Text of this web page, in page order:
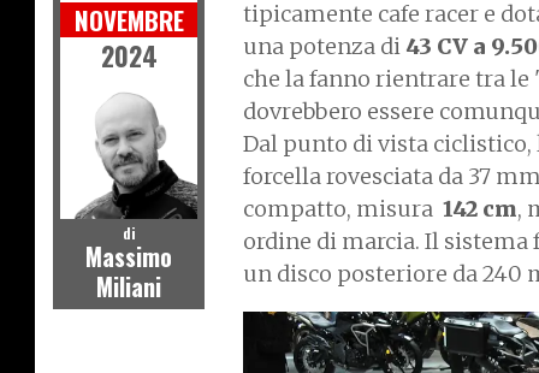
tipicamente cafe racer e
una potenza di 43 CV a
che la fanno rientrare tra le
dovrebbero essere
Dal punto di vista ciclistico,
forcella rovesciata da 37
compatto, misura 142 cm,
ordine di marcia. Il sistema
un disco posteriore da 240
NOVEMBRE
2024
di
Massimo
Miliani